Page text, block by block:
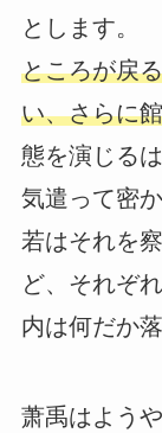
とします。
ところが戻
い、さらに
態を演じる
気遣って密
若はそれを
ど、それぞ
内は何だか
萧禹はよう